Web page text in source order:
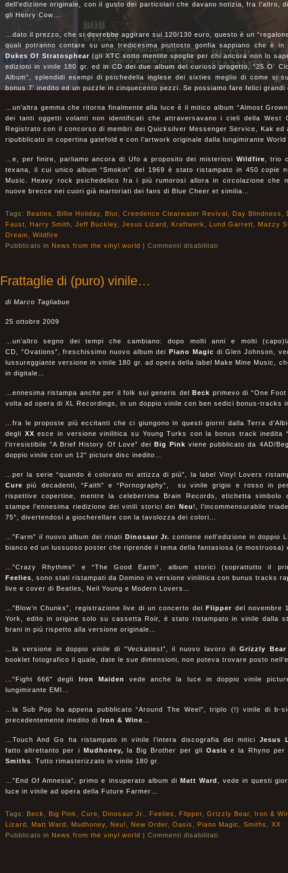
dell’edizione originale, con il gusto dei particolari che davano notizia, fra l’altro,
gli Henry Cow…
…dato il prezzo, che si dovrebbe aggirare sui 120/130 euro, questo è un
quali potranno contare su una tredicesima piuttosto gonfia sappiano che è in
Dukes Of Stratosphear (gli XTC sotto mentite spoglie per chi ancora non lo
edizioni in vinile 180 gr. ed in CD dei due album del curioso progetto, “25 O’
Album”, splendidi esempi di psichedelia inglese dei sixties meglio di come si
bonus 7′ inedito ed un puzzle in cinquecento pezzi. Se possiamo fare felici grandi
…un’altra gemma che ritorna finalmente alla luce è il mitico album “Almost
dei tanti oggetti volanti non identificati che attraversavano i cieli della West
Registrato con il concorso di membri dei Quicksilver Messenger Service, Kak ed
ripubblicato in copertina gatefold e con l’artwork originale dalla lungimirante World
…e, per finire, parliamo ancora di Ufo a proposito dei misteriosi Wildfire , trio
texana, il cui unico album “Smokin” del 1969 è stato ristampato in 450 copie
Music. Heavy rock psichedelico fra i più rumorosi allora in circolazione che
nuove brecce nei cuori già martoriati dei fans di Blue Cheer et similia…
Tags: Beatles Billie Holiday Blur Creedence Clearwater Revival Day Blindness
Faust
Harry Smith Jeff Buckley Jesus Lizard Kraftwerk Lund Garrett Mazzy
Dream
Wildfire
Pubblicato in News from the vinyl world | Commenti disabilitati
Frattaglie di (puro) vinile…
di Marco Tagliabue
25 ottobre 2009
…un’altro segno dei tempi che cambiano: dopo molti anni e molti
CD, ”Ovations”, freschissimo nuovo album dei Piano Magic di Glen Johnson,
lussureggiante versione in vinile 180 gr. ad opera della label Make Mine Music,
in digitale…
…ennesima ristampa anche per il folk sui generis delBeck primevo di “One
volta ad opera di XL Recordings, in un doppio vinile con ben sedici bonus-tracks
…fra le proposte più eccitanti che ci giungono in questi giorni dalla Terra
degli XXesce in versione vinilitica su Young Turks con la bonus track inedita
l’irresistibile ”A Brief History Of Love” dei Big Pink viene pubblicato da 4AD/
doppio vinile con un 12″ picture disc inedito…
…per la serie “quando è colorato mi attizza di più”, la label Vinyl Lovers
Cure più decadenti, “Faith” e “Pornography”, su vinile grigio e rosso in
rispettive copertine, mentre la celeberrima Brain Records, etichetta simbolo
stampe l’ennesima riedizione dei vinili storici dei Neu !, l’incommensurabile
75″, divertendosi a giocherellare con la tavolozza dei colori…
…”Farm” il nuovo album dei rinati Dinosaur Jr. contiene nell’edizione in doppio
bianco ed un lussuoso poster che riprende il tema della fantasiosa (e mostruosa)
…”Crazy Rhythms” e “The Good Earth”, album storici (soprattutto il
Feelies , sono stati ristampati da Domino in versione vinilitica con bunus tracks
live e cover di Beatles, Neil Young e Modern Lovers…
…”Blow’n Chunks”, registrazione live di un concerto deiFlipper del novembre
York, edito in origine solo su cassetta Roir, è stato ristampato in vinile dalla
brani in più rispetto alla versione originale…
…la versione in doppio vinile di “Veckatiest”, il nuovo lavoro diGrizzly Bear
booklet fotografico il quale, date le sue dimensioni, non poteva trovare posto
…”Fight 666″ degli Iron Maiden
vede anche la luce in doppio vinile
lungimirante EMI…
…la Sub Pop ha appena pubblicato “Around The Weel”, triplo (!) vinile di b-
precedentemente inedito di Iron & Wine
…Touch And Go ha ristampato in vinile l’intera discografia dei mitici Jesus
fatto altrettanto per i Mudhoney,la Big Brother per gliOasis e la Rhyno
Smiths . Tutto rimasterizzato in vinile 180 gr.
…”End Of Amnesia”, primo e insuperato album di Matt Ward
, vede in questi
luce in vinile ad opera della Future Farmer…
Tags: Beck Big Pink Cure Dinosaur Jr. Feelies Flipper Grizzly Bear Iron &
Lizard
Matt Ward Mudhoney Neu! New Order Oasis Piano Magic Smiths
XX
Pubblicato in News from the vinyl world | Commenti disabilitati